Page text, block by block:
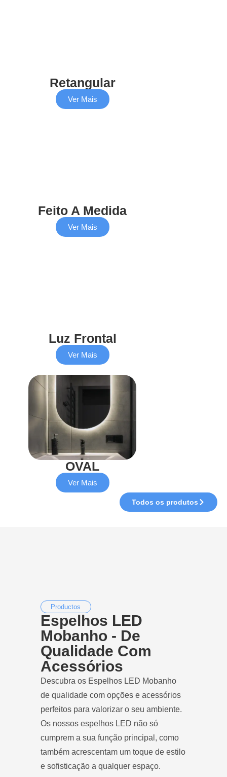
Retangular
Ver Mais
Feito A Medida
Ver Mais
Luz Frontal
Ver Mais
OVAL
Ver Mais
Todos os produtos
Productos
Espelhos LED
Mobanho - De
Qualidade Com
Acessórios
Descubra os Espelhos LED Mobanho
de qualidade com opções e acessórios
perfeitos para valorizar o seu ambiente.
Os nossos espelhos LED não só
cumprem a sua função principal, como
também acrescentam um toque de estilo
e sofisticação a qualquer espaço.